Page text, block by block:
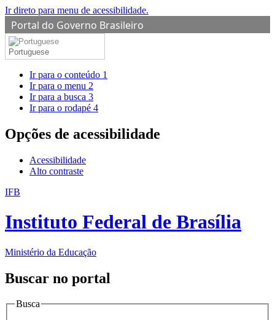
Ir direto para menu de acessibilidade.
Portal do Governo Brasileiro
Portuguese
Ir para o conteúdo 1
Ir para o menu 2
Ir para a busca 3
Ir para o rodapé 4
Opções de acessibilidade
Acessibilidade
Alto contraste
IFB
Instituto Federal de Brasília
Ministério da Educação
Buscar no portal
Busca